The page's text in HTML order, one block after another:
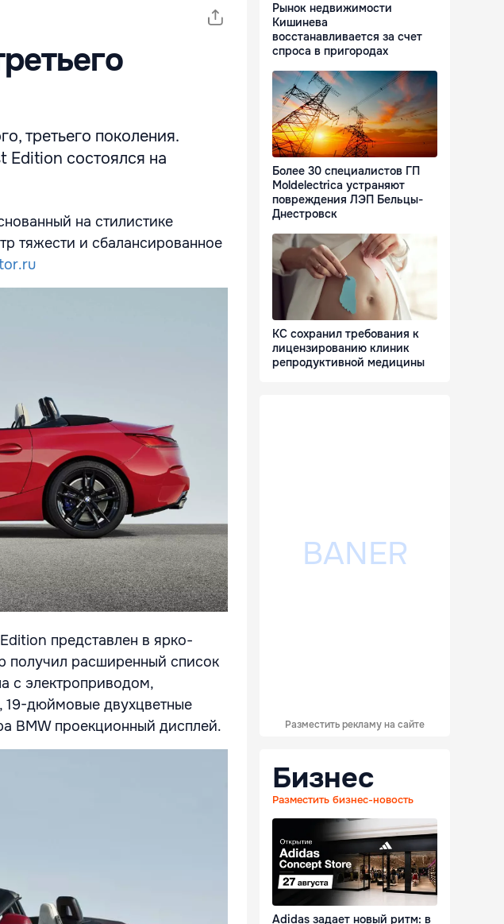
третьего поколения.
состоялся на
на стилистике
тяжести и сбалансированное
представлен в ярко-
получил расширенный список
с электроприводом,
19-дюймовые двухцветные
BMW проекционный дисплей.
Рынок недвижимости
Кишинева
восстанавливается за счет
спроса в пригородах
Более 30 специалистов ГП
Moldelectrica устраняют
повреждения ЛЭП Бельцы-
Днестровск
КС сохранил требования к
лицензированию клиник
репродуктивной медицины
Разместить рекламу на сайте
Бизнес
Разместить бизнес-новость
Adidas задает новый ритм: в